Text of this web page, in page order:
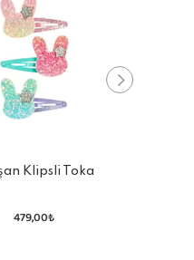
Klipsli Toka
479,00₺